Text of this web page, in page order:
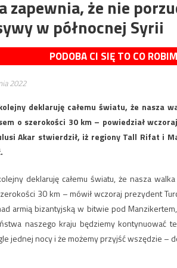
zapewnia, że nie
w północnej Syrii
PODOBA CI SIĘ TO CO
2022
deklaruję całemu światu, że nasza
o szerokości 30 km – powiedział
Akar stwierdził, iż regiony Tall Rifat i
deklaruję całemu światu, że nasza
30 km – mówił wczoraj prezydent
armią bizantyjską w bitwie pod
naszego kraju będziemy kontynuować
jednej nocy i że możemy przyjść wszędzie –